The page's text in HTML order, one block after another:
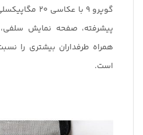
پیشرفته، صفحه نمایش
است.